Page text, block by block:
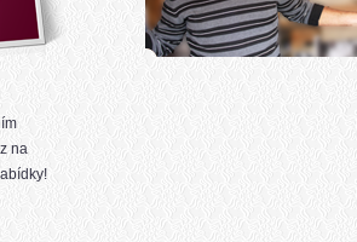
na